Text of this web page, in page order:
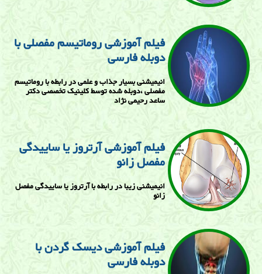
فیلم آموزشی روماتیسم مفصلی با
دوبله فارسی
انیمیشنی بسیار جذاب و علمی در رابطه با روماتیسم
مفصلی ،دوبله شده توسط کلینیک تخصصی دکتر
ساعد رحیمی نژاد
فیلم آموزشی آرتروز یا ساییدگی
مفصل زانو
انیمیشنی زیبا در رابطه با آرتروز یا ساییدگی مفصل
زانو
فیلم آموزشی دیسک گردن با
دوبله فارسی